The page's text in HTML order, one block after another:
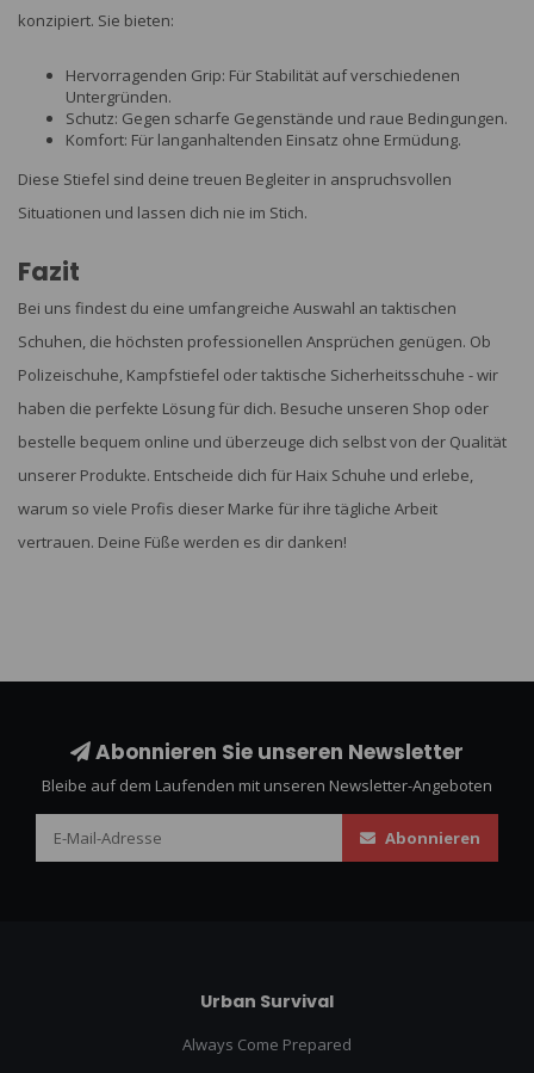
konzipiert. Sie bieten:
Hervorragenden Grip: Für Stabilität auf verschiedenen
Untergründen.
Schutz: Gegen scharfe Gegenstände und raue Bedingungen.
Komfort: Für langanhaltenden Einsatz ohne Ermüdung.
Diese Stiefel sind deine treuen Begleiter in anspruchsvollen
Situationen und lassen dich nie im Stich.
Fazit
Bei uns findest du eine umfangreiche Auswahl an taktischen
Schuhen, die höchsten professionellen Ansprüchen genügen. Ob
Polizeischuhe, Kampfstiefel oder taktische Sicherheitsschuhe - wir
haben die perfekte Lösung für dich. Besuche unseren Shop oder
bestelle bequem online und überzeuge dich selbst von der Qualität
unserer Produkte. Entscheide dich für Haix Schuhe und erlebe,
warum so viele Profis dieser Marke für ihre tägliche Arbeit
vertrauen. Deine Füße werden es dir danken!
Abonnieren Sie unseren Newsletter
Bleibe auf dem Laufenden mit unseren Newsletter-Angeboten
Abonnieren
Urban Survival
Always Come Prepared